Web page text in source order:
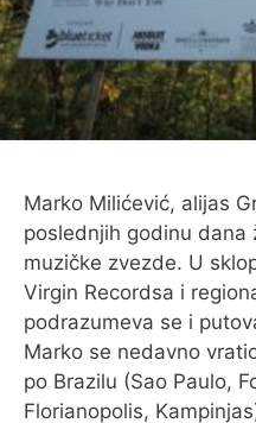
Marko Milićević, alijas
poslednjih godinu dana
muzičke zvezde. U
Virgin Recordsa i
podrazumeva se i
Marko se nedavno
po Brazilu (Sao Paulo,
Florianopolis,